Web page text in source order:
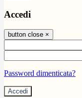
Accedi
button close ×
Password dimenticata?